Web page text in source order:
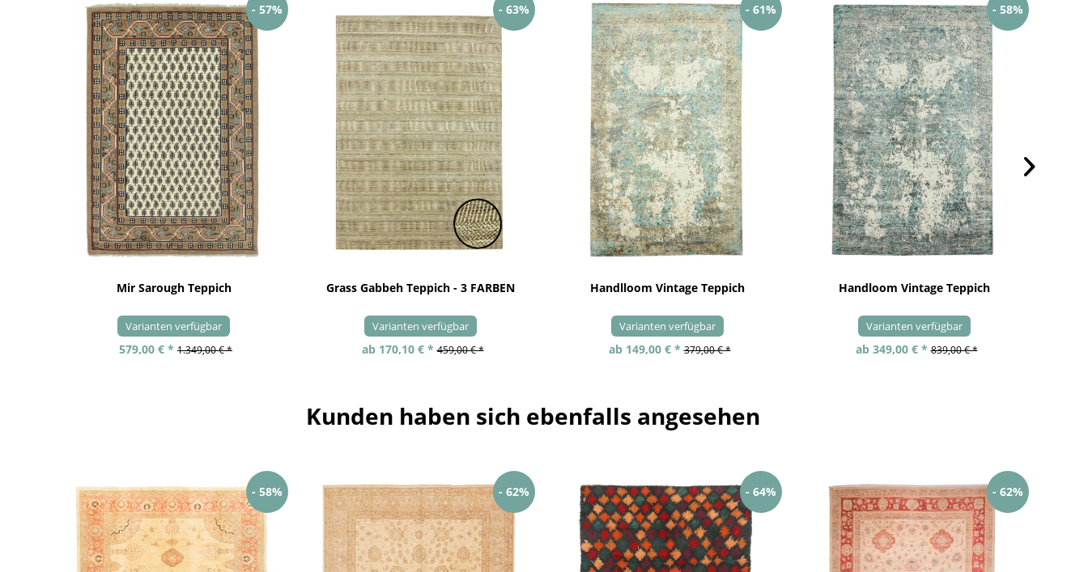
- 57%
Mir Sarough Teppich
Varianten verfügbar
579,00 € * 1.349,00 € *
- 63%
Grass Gabbeh Teppich - 3 FARBEN
Varianten verfügbar
ab 170,10 € * 459,00 € *
- 61%
Handlloom Vintage Teppich
Varianten verfügbar
ab 149,00 € * 379,00 € *
- 58%
Handloom Vintage Teppich
Varianten verfügbar
ab 349,00 € * 839,00 € *
Kunden haben sich ebenfalls angesehen
- 58% - 62% - 64% - 62%